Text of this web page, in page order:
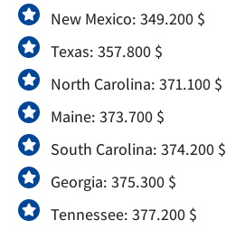
New Mexico: 349.200 $
Texas: 357.800 $
North Carolina: 371.100 $
Maine: 373.700 $
South Carolina: 374.200 $
Georgia: 375.300 $
Tennessee: 377.200 $